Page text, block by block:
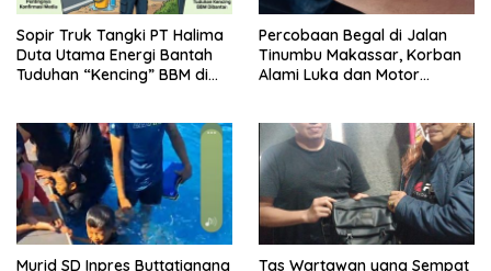
Sopir Truk Tangki PT Halima
Duta Utama Energi Bantah
Tuduhan “Kencing” BBM di
Percobaan Begal di Jalan
Tinumbu Makassar, Korban
Alami Luka dan Motor
Murid SD Inpres Buttatianang
Tas Wartawan yang Sempat